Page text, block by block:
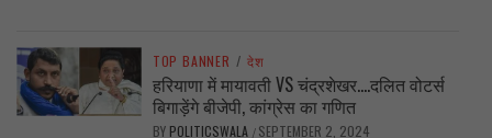
TOP BANNER / देश
हरियाणा में मायावती VS चंद्रशेखर….दलित वोटर्स
बिगाड़ेंगे बीजेपी, कांग्रेस का गणित
BY POLITICSWALA / SEPTEMBER 2, 2024